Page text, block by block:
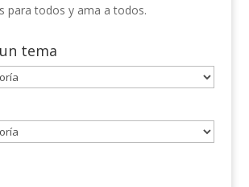
para todos y ama a todos.
tema